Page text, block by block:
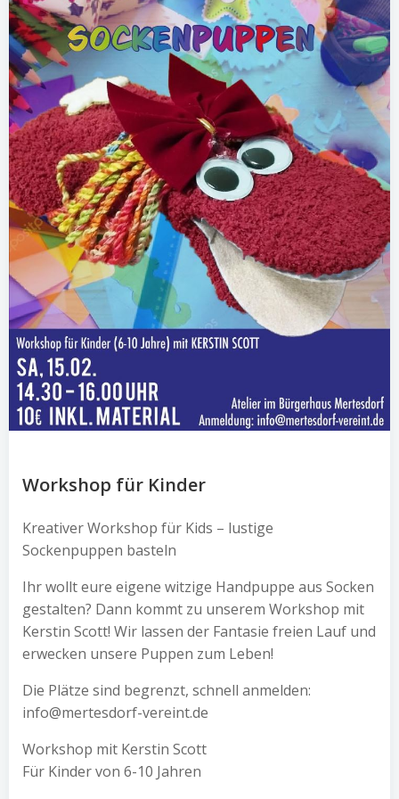
Workshop für Kinder
Kreativer Workshop für Kids – lustige
Sockenpuppen basteln
Ihr wollt eure eigene witzige Handpuppe aus Socken
gestalten? Dann kommt zu unserem Workshop mit
Kerstin Scott! Wir lassen der Fantasie freien Lauf und
erwecken unsere Puppen zum Leben!
Die Plätze sind begrenzt, schnell anmelden:
info@mertesdorf-vereint.de
Workshop mit Kerstin Scott
Für Kinder von 6-10 Jahren